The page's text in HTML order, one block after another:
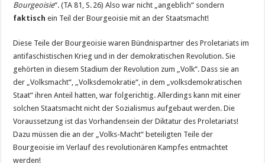
Bourgeoisie“. (TA 81, S. 26) Also war nicht „angeblich“ sondern
faktischein Teil der Bourgeoisie mit an der Staatsmacht!
Diese Teile der Bourgeoisie waren Bündnispartner des Proletariats im
antifaschistischen Krieg und in der demokratischen Revolution. Sie
gehörten in diesem Stadium der Revolution zum „Volk“. Dass sie an
der „Volksmacht“, „Volksdemokratie“, in dem „volksdemokratischen
Staat“ ihren Anteil hatten, war folgerichtig. Allerdings kann mit einer
solchen Staatsmacht nicht der Sozialismus aufgebaut werden. Die
Voraussetzung ist das Vorhandensein der Diktatur des Proletariats!
Dazu müssen die an der „Volks-Macht“ beteiligten Teile der
Bourgeoisie im Verlauf des revolutionären Kampfes entmachtet
werden!